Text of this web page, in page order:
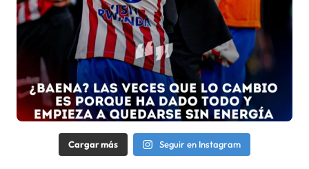
Cargar más Seguir en Instagram